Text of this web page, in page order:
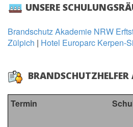
UNSERE
Brandschutz Akademie NRW
Zülpich | Hotel Europarc Kerpen-
Termin